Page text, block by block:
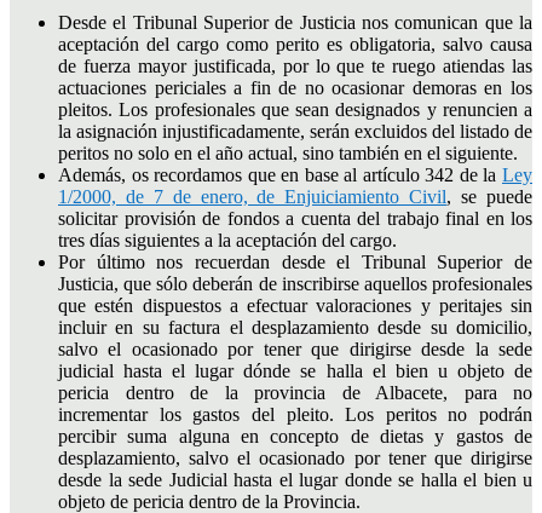
Desde el Tribunal Superior de Justicia nos comunican que la
aceptación del cargo como perito es obligatoria, salvo causa
de fuerza mayor justificada, por lo que te ruego atiendas las
actuaciones periciales a fin de no ocasionar demoras en los
pleitos. Los profesionales que sean designados y renuncien a
la asignación injustificadamente, serán excluidos del listado de
peritos no solo en el año actual, sino también en el siguiente.
Además, os recordamos que en base al artículo 342 de la Ley
1/2000, de 7 de enero, de Enjuiciamiento Civil, se puede
solicitar provisión de fondos a cuenta del trabajo final en los
tres días siguientes a la aceptación del cargo.
Por último nos recuerdan desde el Tribunal Superior de
Justicia, que sólo deberán de inscribirse aquellos profesionales
que estén dispuestos a efectuar valoraciones y peritajes sin
incluir en su factura el desplazamiento desde su domicilio,
salvo el ocasionado por tener que dirigirse desde la sede
judicial hasta el lugar dónde se halla el bien u objeto de
pericia dentro de la provincia de Albacete, para no
incrementar los gastos del pleito. Los peritos no podrán
percibir suma alguna en concepto de dietas y gastos de
desplazamiento, salvo el ocasionado por tener que dirigirse
desde la sede Judicial hasta el lugar donde se halla el bien u
objeto de pericia dentro de la Provincia.